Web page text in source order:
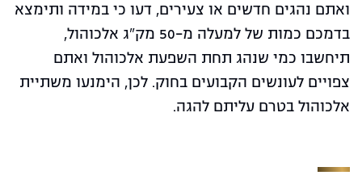
ואתם נהגים חדשים או צעירים, דעו כי במידה ותימצא
בדמכם כמות של למעלה מ-50 מק"ג אלכוהול,
תיחשבו כמי שנהג תחת השפעת אלכוהול ואתם
צפויים לעונשים הקבועים בחוק. לכן, הימנעו משתיית
אלכוהול בטרם עליתם להגה.